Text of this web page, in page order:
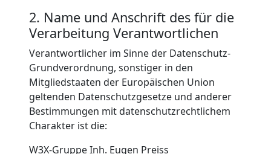
2. Name und Anschrift des für die
Verarbeitung Verantwortlichen
Verantwortlicher im Sinne der Datenschutz-
Grundverordnung, sonstiger in den
Mitgliedstaaten der Europäischen Union
geltenden Datenschutzgesetze und anderer
Bestimmungen mit datenschutzrechtlichem
Charakter ist die:
W3X-Gruppe Inh. Eugen Preiss